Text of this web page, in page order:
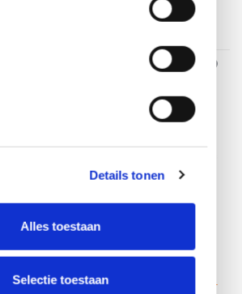
Details tonen
Alles toestaan
Selectie toestaan
sierkussen 30x60 cm
Klik op het product voor meer